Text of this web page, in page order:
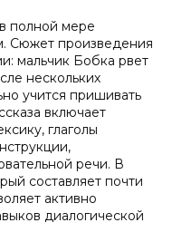
полной мере
Сюжет произведения
мальчик Бобка рвет
нескольких
учится пришивать
включает
глаголы
речи. В
составляет почти
активно
диалогической